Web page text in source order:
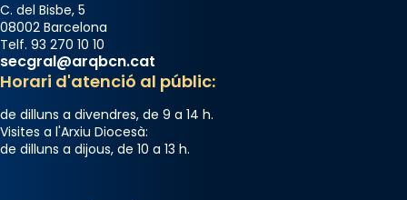
C. del Bisbe, 5
08002 Barcelona
Telf. 93 270 10 10
secgral@arqbcn.cat
Horari d'atenció al públic:
de dilluns a divendres, de 9 a 14 h.
Visites a l'Arxiu Diocesà:
de dilluns a dijous, de 10 a 13 h.